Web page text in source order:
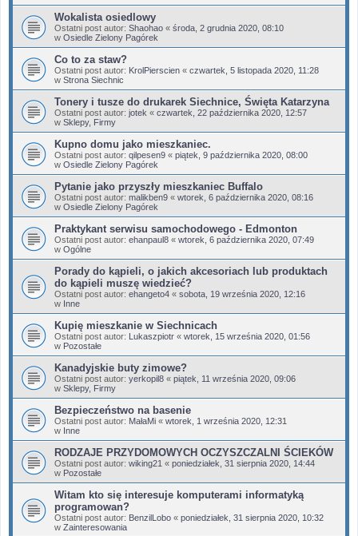
Wokalista osiedlowy
Ostatni post autor: Shaohao « środa, 2 grudnia 2020, 08:10
w Osiedle Zielony Pagórek
Co to za staw?
Ostatni post autor: KrolPierscien « czwartek, 5 listopada 2020, 11:28
w Strona Siechnic
Tonery i tusze do drukarek Siechnice, Święta Katarzyna
Ostatni post autor: jotek « czwartek, 22 października 2020, 12:57
w Sklepy, Firmy
Kupno domu jako mieszkaniec.
Ostatni post autor: qilpesen9 « piątek, 9 października 2020, 08:00
w Osiedle Zielony Pagórek
Pytanie jako przyszły mieszkaniec Buffalo
Ostatni post autor: malikben9 « wtorek, 6 października 2020, 08:16
w Osiedle Zielony Pagórek
Praktykant serwisu samochodowego - Edmonton
Ostatni post autor: ehanpaul8 « wtorek, 6 października 2020, 07:49
w Ogólne
Porady do kąpieli, o jakich akcesoriach lub produktach
do kąpieli muszę wiedzieć?
Ostatni post autor: ehangeto4 « sobota, 19 września 2020, 12:16
w Inne
Kupię mieszkanie w Siechnicach
Ostatni post autor: Lukaszpiotr « wtorek, 15 września 2020, 01:56
w Pozostałe
Kanadyjskie buty zimowe?
Ostatni post autor: yerkopil8 « piątek, 11 września 2020, 09:06
w Sklepy, Firmy
Bezpieczeństwo na basenie
Ostatni post autor: MałaMi « wtorek, 1 września 2020, 12:31
w Inne
RODZAJE PRZYDOMOWYCH OCZYSZCZALNI ŚCIEKÓW
Ostatni post autor: wiking21 « poniedziałek, 31 sierpnia 2020, 14:44
w Pozostałe
Witam kto się interesuje komputerami informatyką
programowan?
Ostatni post autor: BenzilLobo « poniedziałek, 31 sierpnia 2020, 10:32
w Zainteresowania